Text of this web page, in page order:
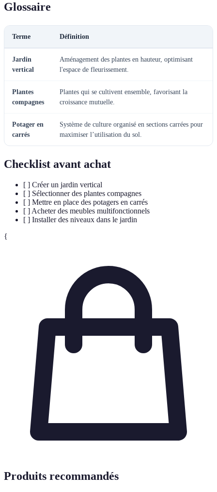
Glossaire
Terme Définition
Jardin
vertical
Aménagement des plantes en hauteur, optimisant
l'espace de fleurissement.
Plantes
compagnes
Plantes qui se cultivent ensemble, favorisant la
croissance mutuelle.
Potager en
carrés
Système de culture organisé en sections carrées pour
maximiser l’utilisation du sol.
Checklist avant achat
[ ] Créer un jardin vertical
[ ] Sélectionner des plantes compagnes
[ ] Mettre en place des potagers en carrés
[ ] Acheter des meubles multifonctionnels
[ ] Installer des niveaux dans le jardin
{
Produits recommandés